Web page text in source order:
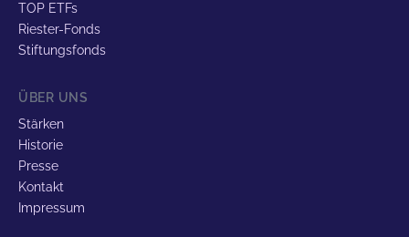
TOP ETFs
Riester-Fonds
Stiftungsfonds
ÜBER UNS
Stärken
Historie
Presse
Kontakt
Impressum